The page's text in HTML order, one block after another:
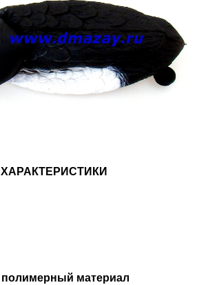
ХАРАКТЕРИСТИКИ
полимерный материал